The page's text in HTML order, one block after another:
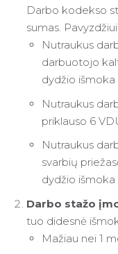
Darbo kodekso
sumas. Pavyzdžiui:
Nutraukus
darbuotojo
dydžio išmoka
Nutraukus
priklauso 6
Nutraukus
svarbių
dydžio išmoka
Darbo stažo
tuo didesnė
Mažiau nei 1